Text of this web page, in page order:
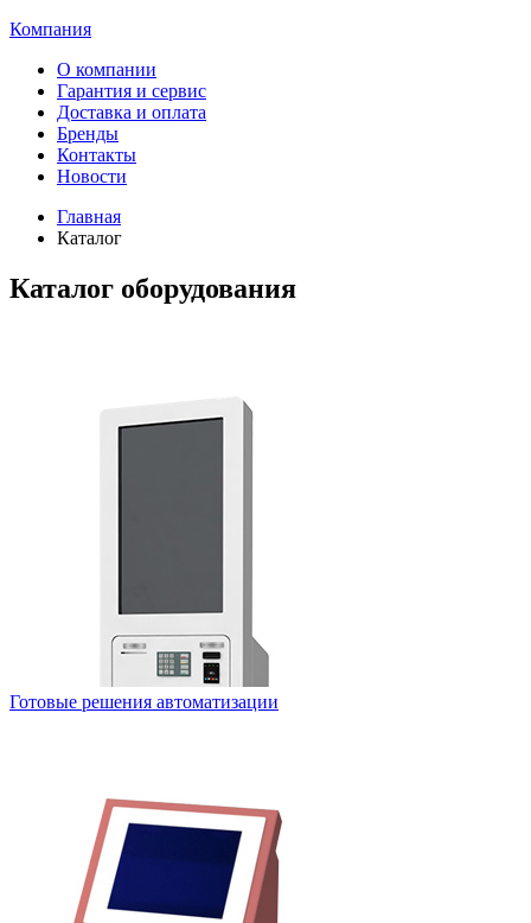
Компания
О компании
Гарантия и сервис
Доставка и оплата
Бренды
Контакты
Новости
Главная
Каталог
Каталог оборудования
Готовые решения автоматизации